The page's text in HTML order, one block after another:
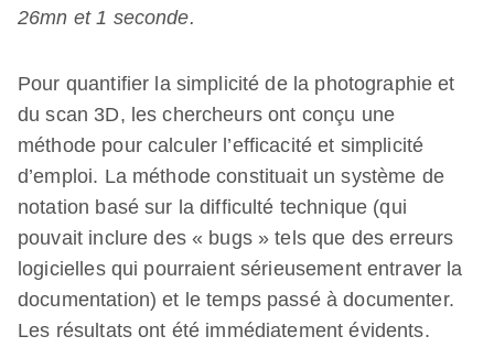
26mn et 1 seconde.
Pour quantifier la simplicité de la photographie et
du scan 3D, les chercheurs ont conçu une
méthode pour calculer l’efficacité et simplicité
d’emploi. La méthode constituait un système de
notation basé sur la difficulté technique (qui
pouvait inclure des « bugs » tels que des erreurs
logicielles qui pourraient sérieusement entraver la
documentation) et le temps passé à documenter.
Les résultats ont été immédiatement évidents.